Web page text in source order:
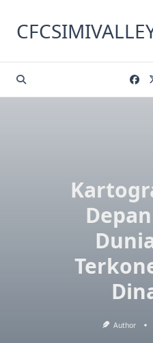
content
Author